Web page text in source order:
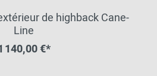
de highback Cane-
Line
140,00 €*